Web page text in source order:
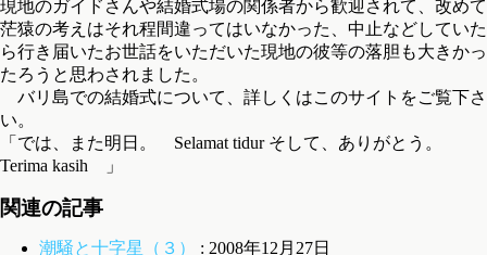
現地のガイドさんや結婚式場の関係者から歓迎されて、改めて
茫猿の考えはそれ程間違ってはいなかった、中止などしていた
ら行き届いたお世話をいただいた現地の彼等の落胆も大きかっ
たろうと思わされました。
バリ島での結婚式について、詳しくはこのサイトをご覧下さ
い。
「では、また明日。 Selamat tidur そして、ありがとう。
Terima kasih 」
関連の記事
潮騒と十字星（３）
: 2008年12月27日